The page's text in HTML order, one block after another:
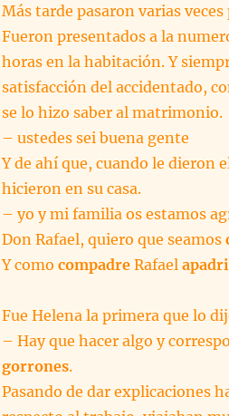
Más tarde pasaron varias veces
Fueron presentados a la
horas en la habitación. Y
satisfacción del accidentado,
se lo hizo saber al matrimonio.
– ustedes sei buena gente
Y de ahí que, cuando le dieron
hicieron en su casa.
– yo y mi familia os estamos
Don Rafael, quiero que seamos
Y como compadreRafael
Fue Helena la primera que lo
– Hay que hacer algo y
gorrones.
Pasando de dar explicaciones